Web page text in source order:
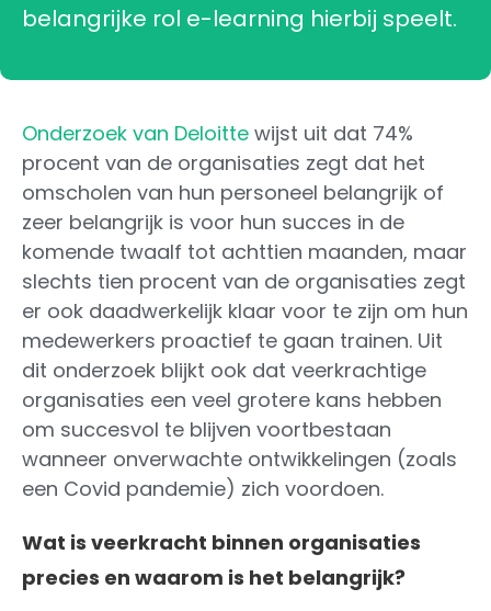
belangrijke rol e-learning hierbij speelt.
Onderzoek van Deloitte wijst uit dat 74%
procent van de organisaties zegt dat het
omscholen van hun personeel belangrijk of
zeer belangrijk is voor hun succes in de
komende twaalf tot achttien maanden, maar
slechts tien procent van de organisaties zegt
er ook daadwerkelijk klaar voor te zijn om hun
medewerkers proactief te gaan trainen. Uit
dit onderzoek blijkt ook dat veerkrachtige
organisaties een veel grotere kans hebben
om succesvol te blijven voortbestaan
wanneer onverwachte ontwikkelingen (zoals
een Covid pandemie) zich voordoen.
Wat is veerkracht binnen organisaties
precies en waarom is het belangrijk?